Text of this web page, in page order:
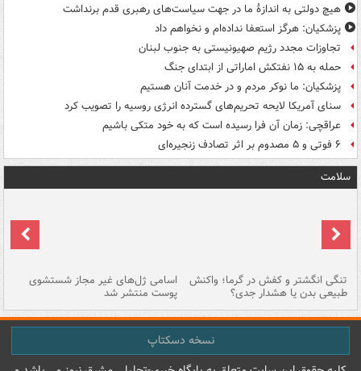
هیچ دولتی به اندازۀ ما در جهت سیاست‌های رهبری قدم برنداشت
پزشکیان: هرگز استعفا نداده‌ام و نخواهم داد
تجاوزات مجدد رژیم صهیونیستی به جنوب لبنان
حمله به ۱۵ نفتکش‌ اماراتی از ابتدای جنگ
پزشکیان: ما نوکر مردم و در خدمت آنان هستیم
سنای آمریکا لایحه تحریم‌های گسترده انرژی روسیه را تصویب کرد
عراقچی: زمان آن فرا رسیده است که به خود متکی باشیم
۶ فوتی و ۵ مصدوم بر اثر تصادف زنجیره‌ای
سلامت
تنگی انگشتر و کفش در گرما؛ واکنش
طبیعی بدن یا هشدار جدی؟
اسامی ژل‌های غیر مجاز شستشوی
پوست منتشر شد
نسخه دسکتاپ